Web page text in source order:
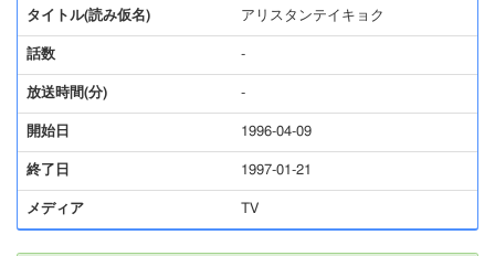
タイトル(読み仮名) アリスタンテイキョク
話数 -
放送時間(分) -
開始日 1996-04-09
終了日 1997-01-21
メディア TV